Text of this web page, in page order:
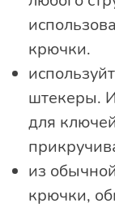
крючки.
штекеры.
для
из
крючки,